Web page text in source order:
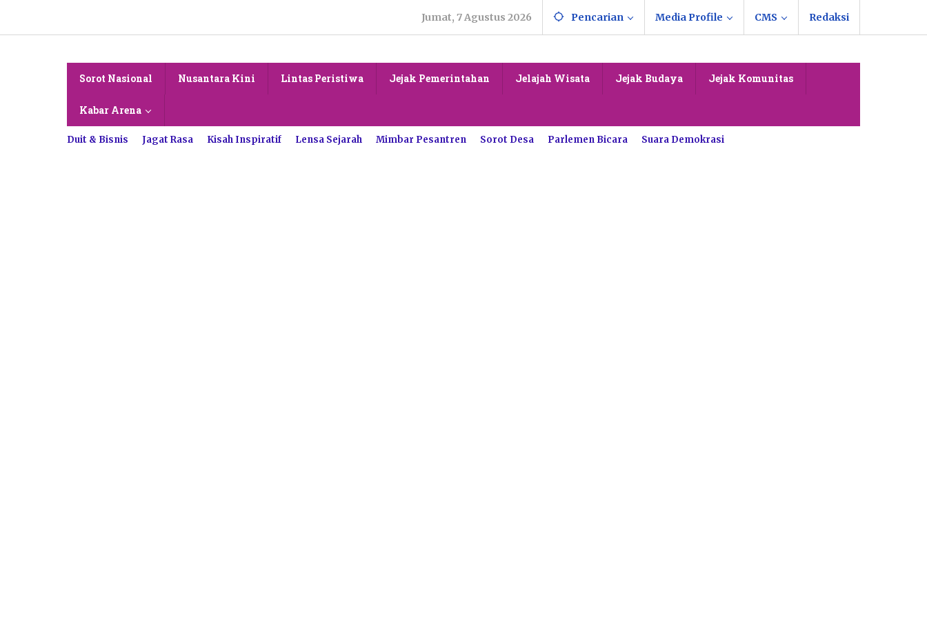
konten
Jumat, 7 Agustus 2026 Pencarian Media Profile CMS Redaksi
Sorot Nasional Nusantara Kini Lintas Peristiwa Jejak Pemerintahan Jelajah Wisata Jejak Budaya Jejak Komunitas
Kabar Arena
Duit & Bisnis Jagat Rasa Kisah Inspiratif Lensa Sejarah Mimbar Pesantren Sorot Desa Parlemen Bicara Suara Demokrasi